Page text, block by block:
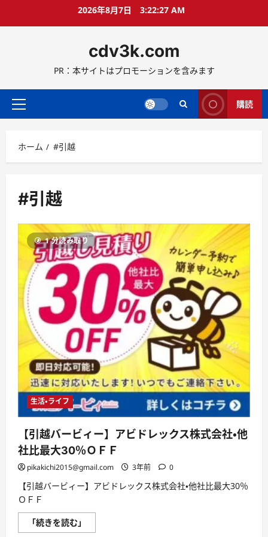
ス
ッ
2026年8月7日 3:22:27 AM
cdv3k.com
PR：本サイトはプロモーションを含みます
メ
メ
ニ
ー
購読
ホーム #引越
#引越
1 分読み取り
生活・ライフ
【引越バービィー】アビドレックス株式会社・他
社比最大30％ＯＦＦ
pikakichi2015@gmail.com 3年前 0
【引越バービィー】アビドレックス株式会社・他社比最大30％
ＯＦＦ
「続きを読む」
越